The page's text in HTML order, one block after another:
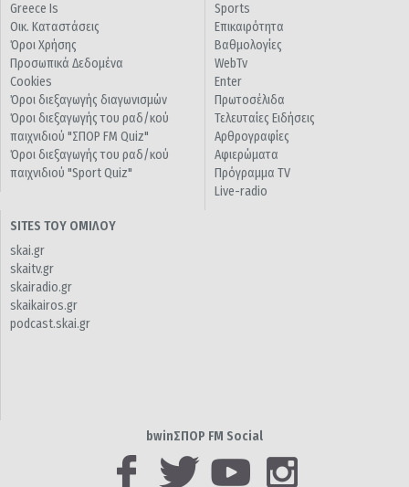
Greece Is
Οικ. Καταστάσεις
Όροι Χρήσης
Προσωπικά Δεδομένα
Cookies
Όροι διεξαγωγής διαγωνισμών
Όροι διεξαγωγής του ραδ/κού
παιχνιδιού "ΣΠΟΡ FM Quiz"
Όροι διεξαγωγής του ραδ/κού
παιχνιδιού "Sport Quiz"
Sports
Επικαιρότητα
Βαθμολογίες
WebTv
Enter
Πρωτοσέλιδα
Τελευταίες Ειδήσεις
Αρθρογραφίες
Αφιερώματα
Πρόγραμμα TV
Live-radio
SITES ΤΟΥ ΟΜΙΛΟΥ
skai.gr
skaitv.gr
skairadio.gr
skaikairos.gr
podcast.skai.gr
bwinΣΠΟΡ FM Social